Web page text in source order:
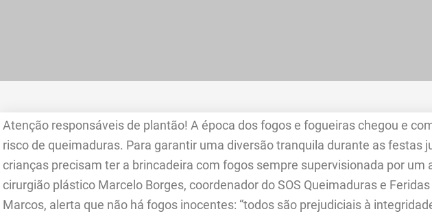
Atenção responsáveis de plantão! A época dos fogos e fogueiras chegou e
risco de queimaduras. Para garantir uma diversão tranquila durante as festas
crianças precisam ter a brincadeira com fogos sempre supervisionada por um
cirurgião plástico Marcelo Borges, coordenador do SOS Queimaduras e
Marcos, alerta que não há fogos inocentes: “todos são prejudiciais à